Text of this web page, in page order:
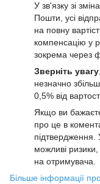
У зв'язку зі
Пошти, усі
на повну
компенсацію у
зокрема через
Зверніть увагу
незначно
0,5% від
Якщо ви бажаєте
про це в
підтвердження.
можливі
на отримувача.
Більше інформації